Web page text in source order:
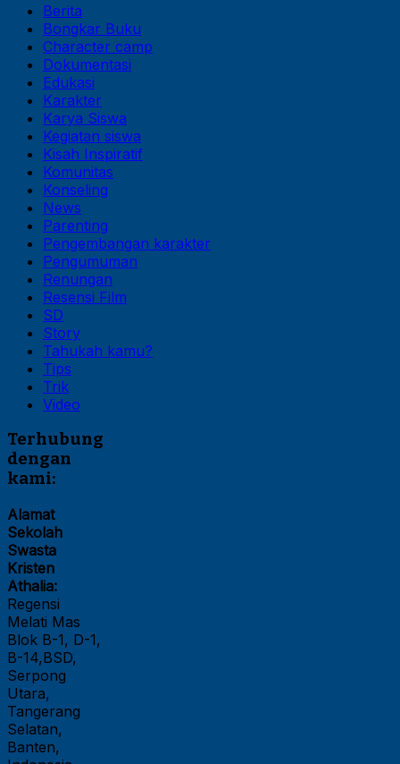
Berita
Bongkar Buku
Character camp
Dokumentasi
Edukasi
Karakter
Karya Siswa
Kegiatan siswa
Kisah Inspiratif
Komunitas
Konseling
News
Parenting
Pengembangan karakter
Pengumuman
Renungan
Resensi Film
SD
Story
Tahukah kamu?
Tips
Trik
Video
Terhubung
dengan
kami:
Alamat
Sekolah
Swasta
Kristen
Athalia:
Regensi
Melati Mas
Blok B-1, D-1,
B-14,BSD,
Serpong
Utara,
Tangerang
Selatan,
Banten,